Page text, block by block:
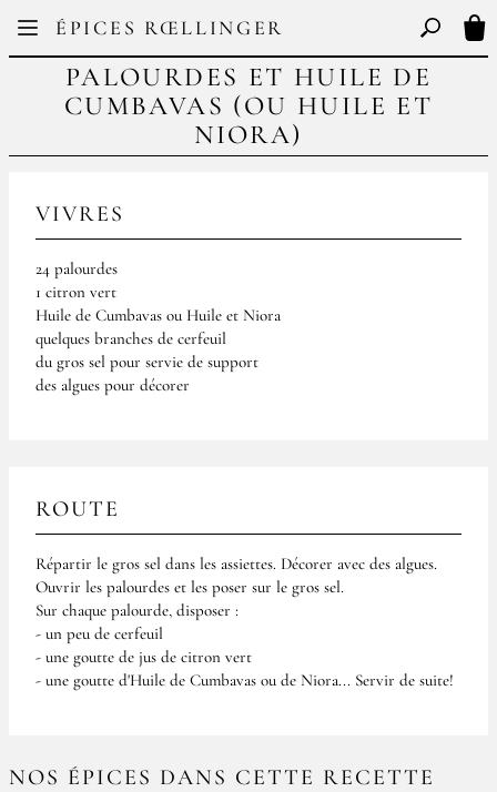
ÉPICES RŒLLINGER
FR EN Basculer
PALOURDES ET HUILE DE
CUMBAVAS (OU HUILE ET
NIORA)
VIVRES
24 palourdes
1 citron vert
Huile de Cumbavas ou Huile et Niora
quelques branches de cerfeuil
du gros sel pour servie de support
des algues pour décorer
ROUTE
Répartir le gros sel dans les assiettes. Décorer avec des algues.
Ouvrir les palourdes et les poser sur le gros sel.
Sur chaque palourde, disposer :
- un peu de cerfeuil
- une goutte de jus de citron vert
- une goutte d'Huile de Cumbavas ou de Niora... Servir de suite!
NOS ÉPICES DANS CETTE RECETTE